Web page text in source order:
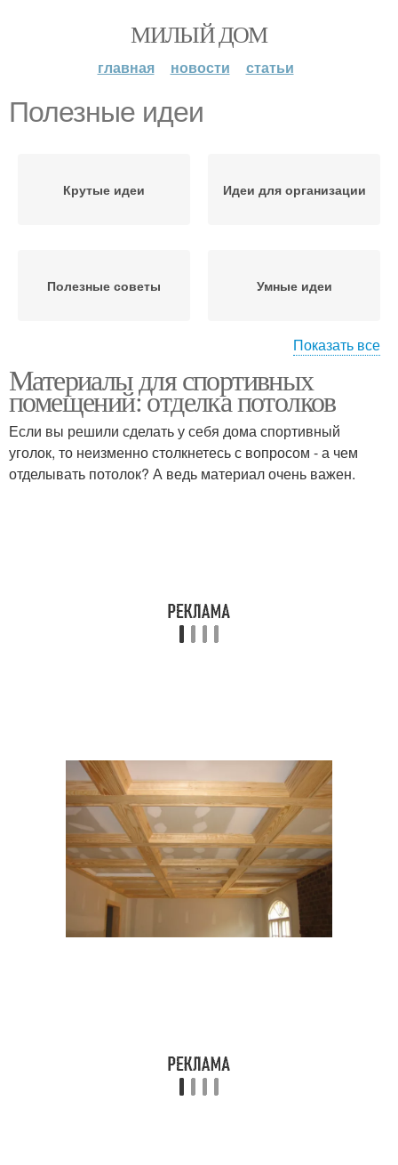
МИЛЫЙ ДОМ
главная новости статьи
Полезные идеи
Крутые идеи Идеи для организации
Полезные советы Умные идеи
Идеи для хранения
Показать все
Материалы для спортивных
помещений: отделка потолков
Если вы решили сделать у себя дома спортивный
уголок, то неизменно столкнетесь с вопросом - а чем
отделывать потолок? А ведь материал очень важен.